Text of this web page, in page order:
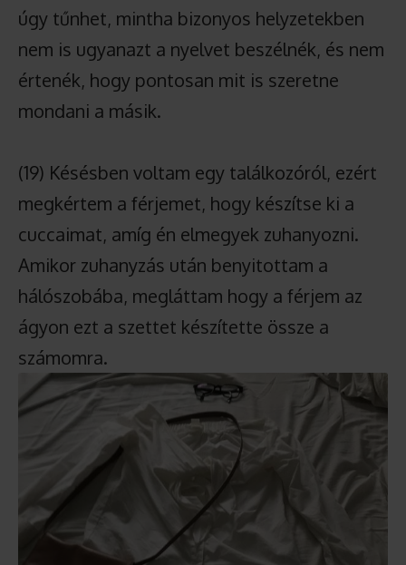
úgy tűnhet, mintha bizonyos helyzetekben
nem is ugyanazt a nyelvet beszélnék, és nem
értenék, hogy pontosan mit is szeretne
mondani a másik.
(19) Késésben voltam egy találkozóról, ezért
megkértem a férjemet, hogy készítse ki a
cuccaimat, amíg én elmegyek zuhanyozni.
Amikor zuhanyzás után benyitottam a
hálószobába, megláttam hogy a férjem az
ágyon ezt a szettet készítette össze a
számomra.